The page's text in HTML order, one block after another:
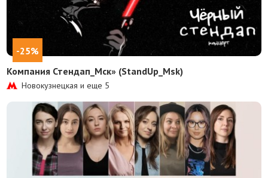
-25%
Компания Стендап_Мск» (StandUp_Msk)
Новокузнецкая и еще 5